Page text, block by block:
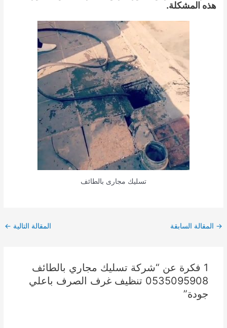
هذه المشكلة.
تسليك مجارى بالطائف
Post
→ المقالة السابقة المقالة التالية ←
1 فكرة عن “شركة تسليك مجاري بالطائف
0535095908 تنظيف غرف الصرف باعلي
جودة”